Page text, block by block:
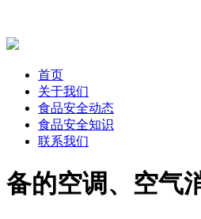
首页
关于我们
食品安全动态
食品安全知识
联系我们
备的空调、空气